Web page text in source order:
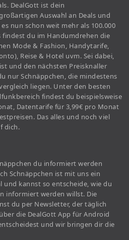
DealGott ist dein
Auswahl an Deals und
nun schon weit mehr als 100.000
findest du im Handumdrehen die
Mode & Fashion, Handytarife,
Reise & Hotel uvm. Sei dabei,
und den nächsten Preisknaller
nur Schnäppchen, die mindestens
liegen. Unter den besten
findest du beispielsweise
Datentarife für 3,99€ pro Monat
Das alles und noch viel
dich.
du informiert werden
Schnäppchen ist mit uns ein
und kannst so entscheide, wie du
informiert werden willst. Die
du per Newsletter, der täglich
die DealGott App für Android
und wir bringen dir die